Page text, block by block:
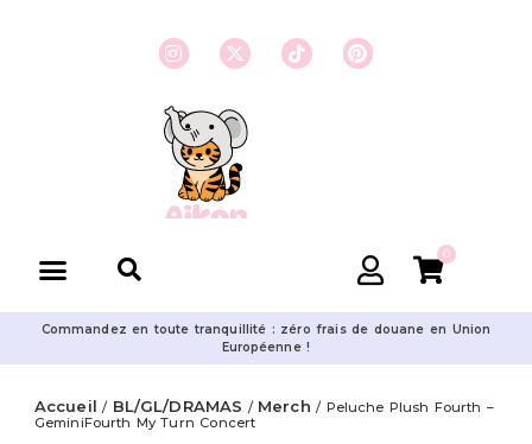
0
Commandez en toute tranquillité : zéro frais de douane en Union
Européenne !
Accueil / BL/GL/DRAMAS / Merch / Peluche Plush Fourth –
GeminiFourth My Turn Concert